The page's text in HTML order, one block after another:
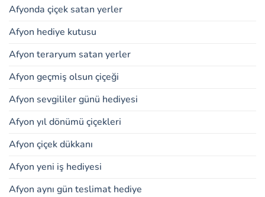
Afyonda çiçek satan yerler
Afyon hediye kutusu
Afyon teraryum satan yerler
Afyon geçmiş olsun çiçeği
Afyon sevgililer günü hediyesi
Afyon yıl dönümü çiçekleri
Afyon çiçek dükkanı
Afyon yeni iş hediyesi
Afyon aynı gün teslimat hediye